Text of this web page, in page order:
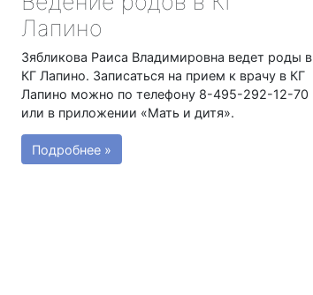
Лапино
Зябликова Раиса Владимировна ведет роды в
КГ Лапино. Записаться на прием к врачу в КГ
Лапино можно по телефону 8-495-292-12-70
или в приложении «Мать и дитя».
Подробнее »